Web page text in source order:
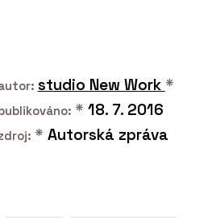
studio New Work *
* 18. 7. 2016
* Autorská zpráva